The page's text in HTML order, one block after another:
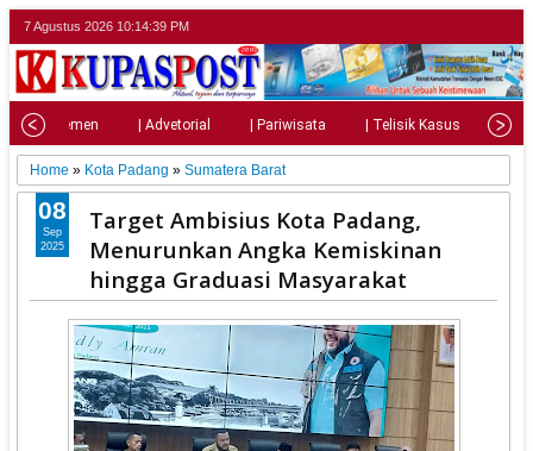
7 Agustus 2026 10:14:41 PM
| Parlemen | Advetorial | Pariwisata | Telisik Kasus |
Home » Kota Padang »Sumatera Barat
Target Ambisius Kota Padang,
Menurunkan Angka Kemiskinan
hingga Graduasi Masyarakat
08
Sep
2025